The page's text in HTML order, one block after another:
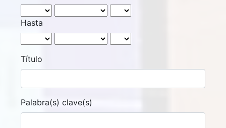
Hasta
Título
Palabra(s) clave(s)